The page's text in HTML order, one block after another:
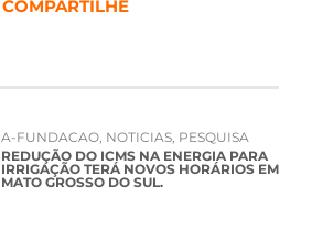
COMPARTILHE
A-FUNDACAO, NOTICIAS, PESQUISA
REDUÇÃO DO ICMS NA ENERGIA PARA
IRRIGAÇÃO TERÁ NOVOS HORÁRIOS EM
MATO GROSSO DO SUL.